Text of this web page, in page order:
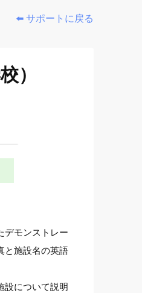
⬅️ サポートに戻る
）
デモンストレー
と施設名の英語
設について説明